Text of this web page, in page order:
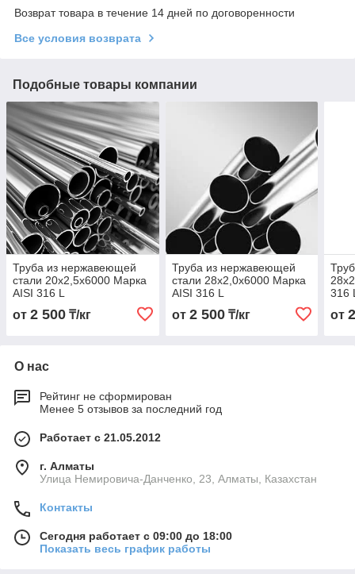
Возврат товара в течение 14 дней по договоренности
Все условия возврата
Подобные товары компании
Труба из нержавеющей
стали 20х2,5х6000 Марка
AISI 316 L
от 2 500 ₸/кг
Труба из нержавеющей
стали 28х2,0х6000 Марка
AISI 316 L
от 2 500₸/кг
316
от
О нас
Рейтинг не сформирован
Менее 5 отзывов за последний год
Работает с 21.05.2012
г. Алматы
Улица Немировича-Данченко, 23, Алматы, Казахстан
Контакты
Сегодня работает с 09:00 до 18:00
Показать весь график работы